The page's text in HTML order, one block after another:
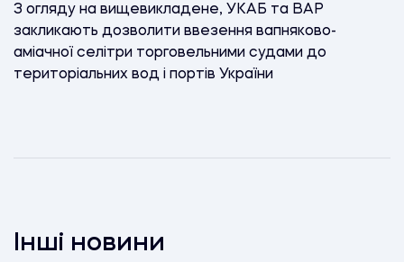
З огляду на вищевикладене, УКАБ та ВАР
закликають дозволити ввезення вапняково-
аміачної селітри торговельними судами до
територіальних вод і портів України
Інші новини